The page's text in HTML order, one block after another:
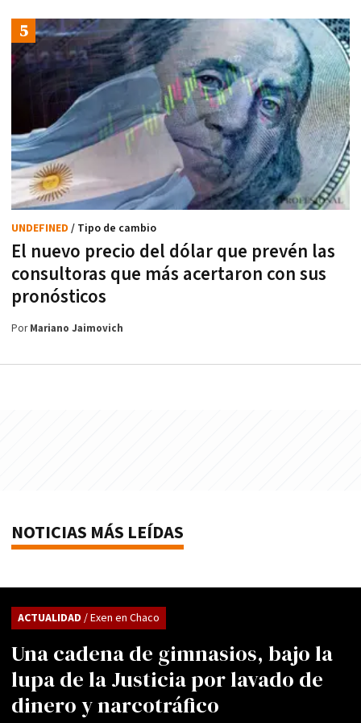
El nuevo precio del dólar que prevén las
consultoras que más acertaron con sus
pronósticos
UNDEFINED / Tipo de cambio
PorMariano Jaimovich
NOTICIAS MÁS LEÍDAS
Una cadena de gimnasios, bajo la
lupa de la Justicia por lavado de
dinero y narcotráfico
ACTUALIDAD / Exen en Chaco